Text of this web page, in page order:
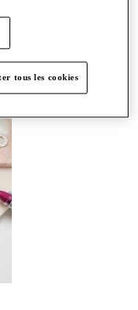
tous les cookies